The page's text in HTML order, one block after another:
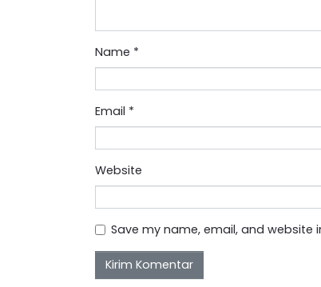
Name *
Email *
Website
Save my name, email, and